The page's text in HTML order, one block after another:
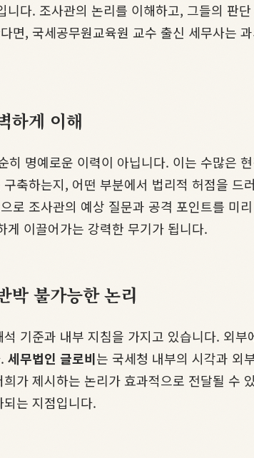
다. 조사관의 논리를 이해하고, 그들의 판
면, 국세공무원교육원 교수 출신 세무사는
하게 이해
히 명예로운 이력이 아닙니다. 이는 수많은
축하는지, 어떤 부분에서 법리적 허점을
로 조사관의 예상 질문과 공격 포인트를 미
이끌어가는 강력한 무기가 됩니다.
박 불가능한 논리
기준과 내부 지침을 가지고 있습니다. 외
세무법인 글로비는 국세청 내부의 시각과 외
가 제시하는 논리가 효과적으로 전달될
되는 지점입니다.